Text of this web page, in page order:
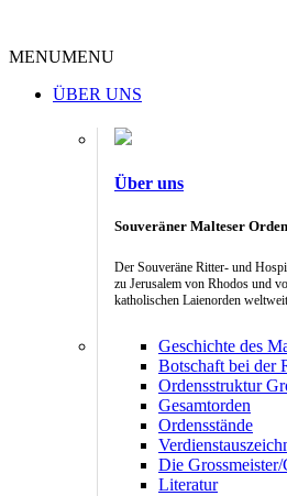
MENUMENU
ÜBER UNS
Über uns
Souveräner Malteser Orden
Der Souveräne Ritter- und
zu Jerusalem von Rhodos und
katholischen Laienorden
Geschichte des
Botschaft bei der
Ordensstruktur
Gesamtorden
Ordensstände
Die Grossmeister/
Literatur